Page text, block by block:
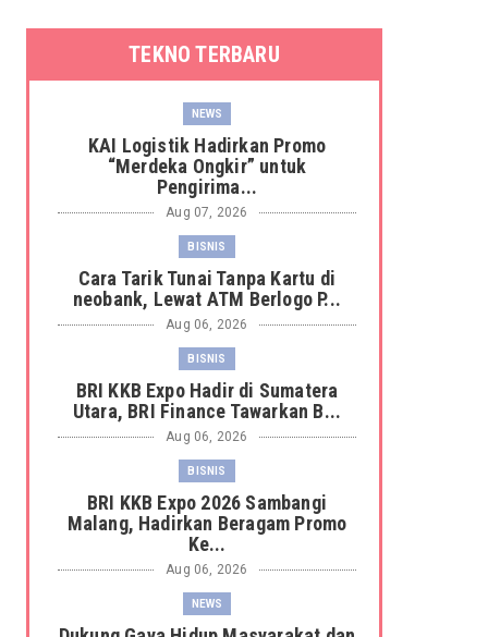
TEKNO TERBARU
NEWS
KAI Logistik Hadirkan Promo
“Merdeka Ongkir” untuk
Pengirima...
Aug 07, 2026
BISNIS
Cara Tarik Tunai Tanpa Kartu di
neobank, Lewat ATM Berlogo P...
Aug 06, 2026
BISNIS
BRI KKB Expo Hadir di Sumatera
Utara, BRI Finance Tawarkan B...
Aug 06, 2026
BISNIS
BRI KKB Expo 2026 Sambangi
Malang, Hadirkan Beragam Promo
Ke...
Aug 06, 2026
NEWS